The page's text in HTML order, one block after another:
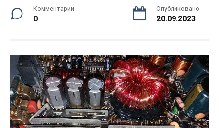
Комментарии
0
Опубликовано
20.09.2023